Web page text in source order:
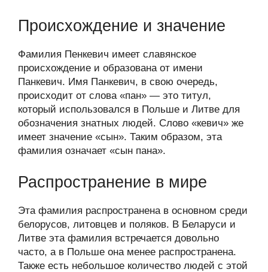
Происхождение и значение
Фамилия Пенкевич имеет славянское
происхождение и образована от имени
Панкевич. Имя Панкевич, в свою очередь,
происходит от слова «пан» — это титул,
который использовался в Польше и Литве для
обозначения знатных людей. Слово «кевич» же
имеет значение «сын». Таким образом, эта
фамилия означает «сын пана».
Распространение в мире
Эта фамилия распространена в основном среди
белорусов, литовцев и поляков. В Беларуси и
Литве эта фамилия встречается довольно
часто, а в Польше она менее распространена.
Также есть небольшое количество людей с этой